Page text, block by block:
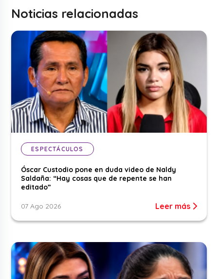
Noticias relacionadas
ESPECTÁCULOS
Óscar Custodio pone en duda video de Naldy
Saldaña: “Hay cosas que de repente se han
editado”
07 Ago 2026 Leer más